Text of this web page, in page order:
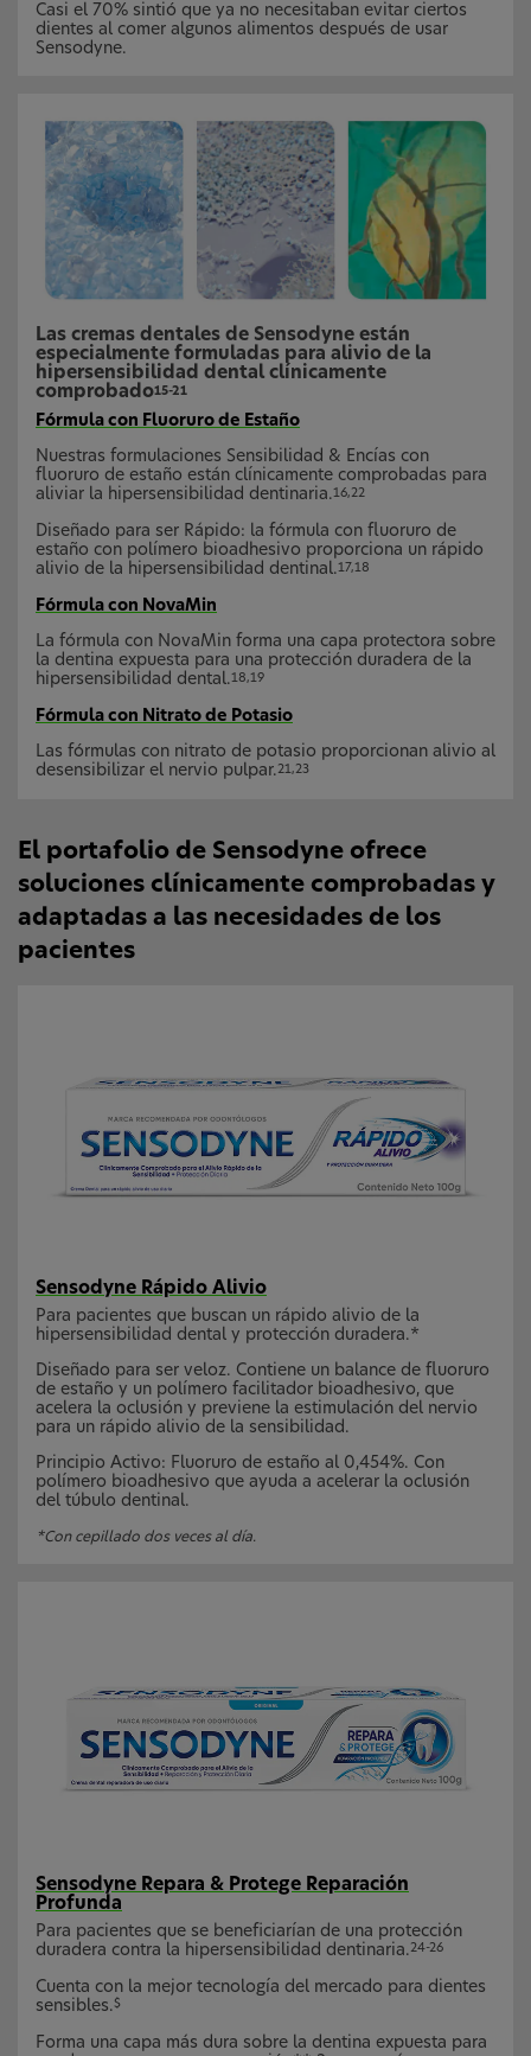
Casi el 70% sintió que ya no necesitaban evitar ciertos
dientes al comer algunos alimentos después de usar
Sensodyne.
Las cremas dentales de Sensodyne están
especialmente formuladas para alivio de la
hipersensibilidad dental clínicamente
comprobado15-21
Fórmula con Fluoruro de Estaño
Nuestras formulaciones Sensibilidad & Encías con
fluoruro de estaño están clínicamente comprobadas para
aliviar la hipersensibilidad dentinaria.16,22
Diseñado para ser Rápido: la fórmula con fluoruro de
estaño con polímero bioadhesivo proporciona un rápido
alivio de la hipersensibilidad dentinal.17,18
Fórmula con NovaMin
La fórmula con NovaMin forma una capa protectora sobre
la dentina expuesta para una protección duradera de la
hipersensibilidad dental.18,19
Fórmula con Nitrato de Potasio
Las fórmulas con nitrato de potasio proporcionan alivio al
desensibilizar el nervio pulpar. 21,23
El portafolio de Sensodyne ofrece
soluciones clínicamente comprobadas y
adaptadas a las necesidades de los
pacientes
Sensodyne Rápido Alivio
Para pacientes que buscan un rápido alivio de la
hipersensibilidad dental y protección duradera.*
Diseñado para ser veloz. Contiene un balance de fluoruro
de estaño y un polímero facilitador bioadhesivo, que
acelera la oclusión y previene la estimulación del nervio
para un rápido alivio de la sensibilidad.
Principio Activo: Fluoruro de estaño al 0,454%. Con
polímero bioadhesivo que ayuda a acelerar la oclusión
del túbulo dentinal.
*Con cepillado dos veces al día.
Sensodyne Repara & Protege Reparación
Profunda
Para pacientes que se beneficiarían de una protección
duradera contra la hipersensibilidad dentinaria. 24-26
Cuenta con la mejor tecnología del mercado para dientes
sensibles.$
Forma una capa más dura sobre la dentina expuesta para